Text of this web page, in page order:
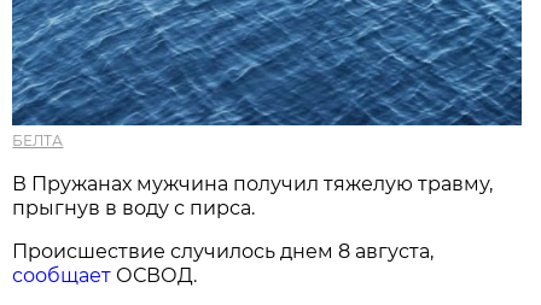
БЕЛТА
В Пружанах мужчина получил тяжелую травму,
прыгнув в воду с пирса.
Происшествие случилось днем 8 августа,
сообщает ОСВОД.